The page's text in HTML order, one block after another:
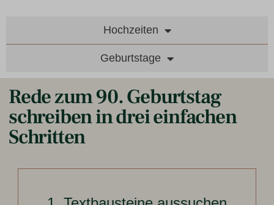
Hochzeiten
Geburtstage
Rede zum 90. Geburtstag
schreiben in drei einfachen
Schritten